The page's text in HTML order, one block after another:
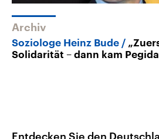
Archiv
Soziologe Heinz Bude
Solidarität – dann kam
Entdecken Sie den